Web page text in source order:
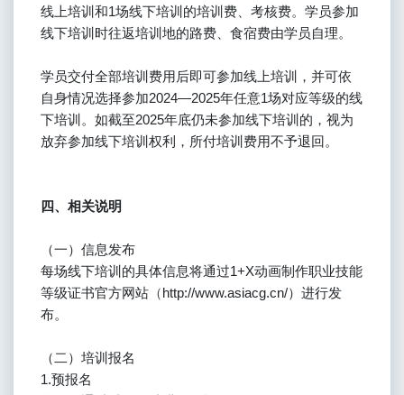
线上培训和1场线下培训的培训费、考核费。学员参加
线下培训时往返培训地的路费、食宿费由学员自理。
学员交付全部培训费用后即可参加线上培训，并可依
自身情况选择参加2024—2025年任意1场对应等级的线
下培训。如截至2025年底仍未参加线下培训的，视为
放弃参加线下培训权利，所付培训费用不予退回。
四、相关说明
（一）信息发布
每场线下培训的具体信息将通过1+X动画制作职业技能
等级证书官方网站 （http://www.asiacg.cn/）进行发
布。
（二）培训报名
1.预报名